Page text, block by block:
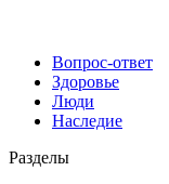
Вопрос-ответ
Здоровье
Люди
Наследие
Разделы